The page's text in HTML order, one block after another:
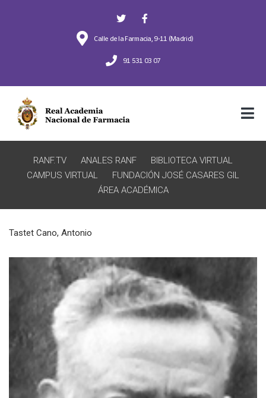
Calle de la Farmacia, 9-11 (Madrid)
91 531 03 07
RANF.TV ANALES RANF
BIBLIOTECA VIRTUAL
CAMPUS VIRTUAL
FUNDACIÓN JOSÉ CASARES GIL
ÁREA ACADÉMICA
Tastet Cano, Antonio